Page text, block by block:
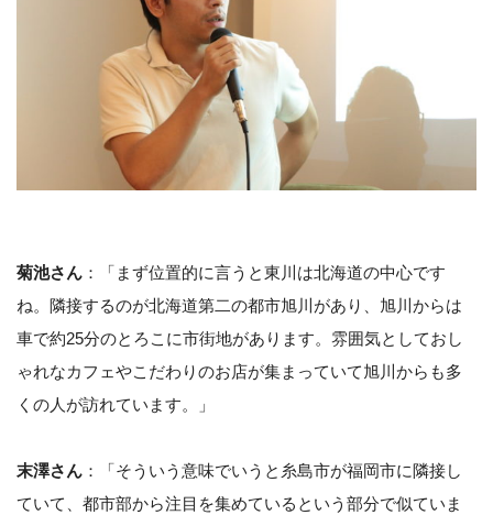
菊池さん ：「まず位置的に言うと東川は北海道の中心です
ね。隣接するのが北海道第二の都市旭川があり、旭川からは
車で約25分のとろこに市街地があります。雰囲気としておし
ゃれなカフェやこだわりのお店が集まっていて旭川からも多
くの人が訪れています。」
末澤さん ：「そういう意味でいうと糸島市が福岡市に隣接し
ていて、都市部から注目を集めているという部分で似ていま